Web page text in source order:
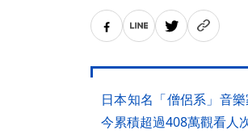
日本知名「僧侶系」音
今累積超過408萬觀看人